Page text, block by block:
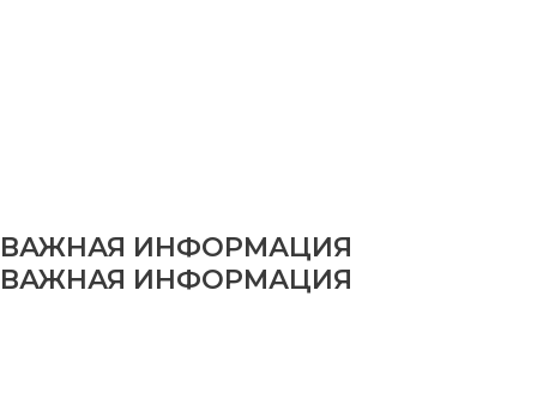
ВАЖНАЯ ИНФОРМАЦИЯ
ВАЖНАЯ ИНФОРМАЦИЯ